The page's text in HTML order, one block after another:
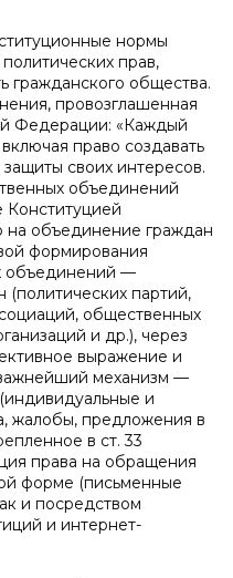
нормы
прав,
гражданского общества.
провозглашенная
Федерации: «Каждый
право создавать
своих интересов.
объединений
Конституцией
объединение граждан
формирования
объединений —
партий,
общественных
и др.), через
выражение и
механизм —
и
жалобы, предложения в
в ст. 33
права на обращения
форме (письменные
и посредством
и интернет-